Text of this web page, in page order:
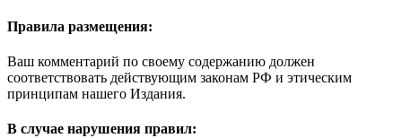
Правила размещения:
Ваш комментарий по своему содержанию должен
соответствовать действующим законам РФ и этическим
принципам нашего Издания.
В случае нарушения правил: